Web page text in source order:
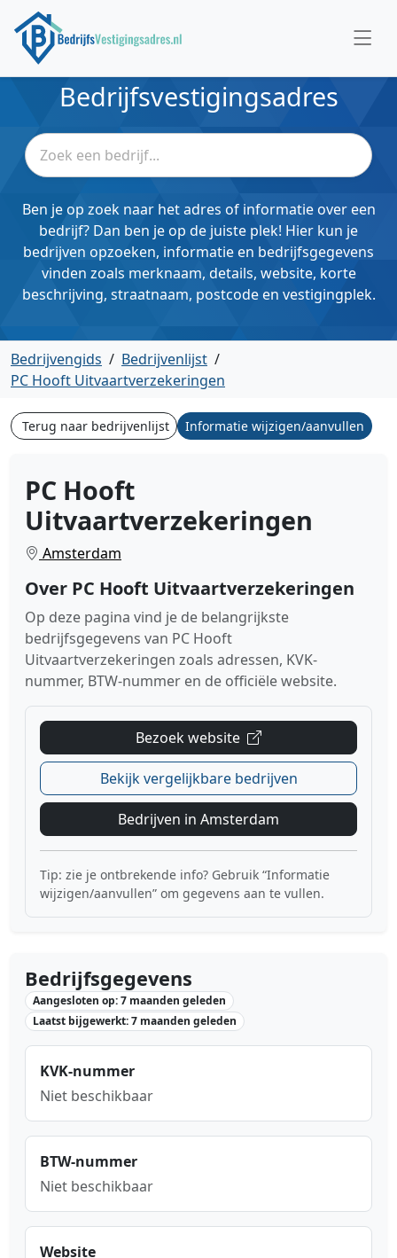
Bedrijfsvestigingsadres
Ben je op zoek naar het adres of informatie over een
bedrijf? Dan ben je op de juiste plek! Hier kun je
bedrijven opzoeken, informatie en bedrijfsgegevens
vinden zoals merknaam, details, website, korte
beschrijving, straatnaam, postcode en vestigingplek.
Bedrijvengids / Bedrijvenlijst /
PC Hooft Uitvaartverzekeringen
Terug naar bedrijvenlijst Informatie wijzigen/aanvullen
PC Hooft
Uitvaartverzekeringen
Amsterdam
Over PC Hooft Uitvaartverzekeringen
Op deze pagina vind je de belangrijkste
bedrijfsgegevens van PC Hooft
Uitvaartverzekeringen zoals adressen, KVK-
nummer, BTW-nummer en de officiële website.
Bezoek website
Bekijk vergelijkbare bedrijven
Bedrijven in Amsterdam
Tip: zie je ontbrekende info? Gebruik “Informatie
wijzigen/aanvullen” om gegevens aan te vullen.
Bedrijfsgegevens
Aangesloten op: 7 maanden geleden
Laatst bijgewerkt: 7 maanden geleden
KVK-nummer
Niet beschikbaar
BTW-nummer
Niet beschikbaar
Website